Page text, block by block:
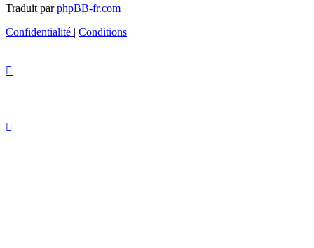
Traduit parphpBB-fr.com
Confidentialité | Conditions